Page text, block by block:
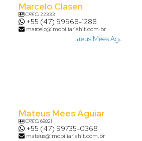
Marcelo Clasen
CRECI22333
+55 (47) 99968-1288
marcelo@imobiliariahit.com.br
Mateus Mees Aguiar
CRECI69821
+55 (47) 99735-0368
mateus@imobiliariahit.com.br